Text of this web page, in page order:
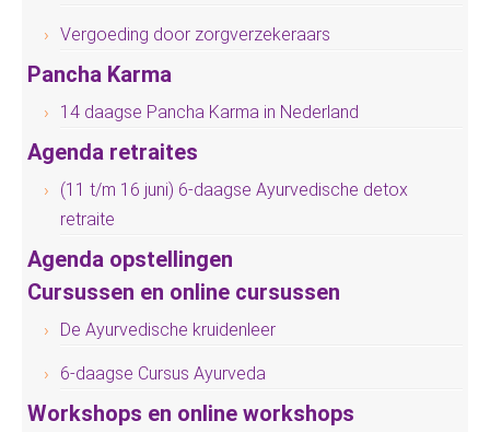
Vergoeding door zorgverzekeraars
Pancha Karma
14 daagse Pancha Karma in Nederland
Agenda retraites
(11 t/m 16 juni) 6-daagse Ayurvedische detox
retraite
Agenda opstellingen
Cursussen en online cursussen
De Ayurvedische kruidenleer
6-daagse Cursus Ayurveda
Workshops en online workshops